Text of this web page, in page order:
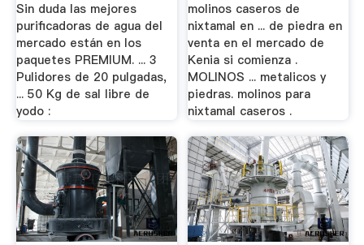
Sin duda las mejores
purificadoras de agua del
mercado están en los
paquetes PREMIUM. ... 3
Pulidores de 20 pulgadas,
... 50 Kg de sal libre de
yodo :
molinos caseros de
nixtamal en ... de piedra en
venta en el mercado de
Kenia si comienza .
MOLINOS ... metalicos y
piedras. molinos para
nixtamal caseros .